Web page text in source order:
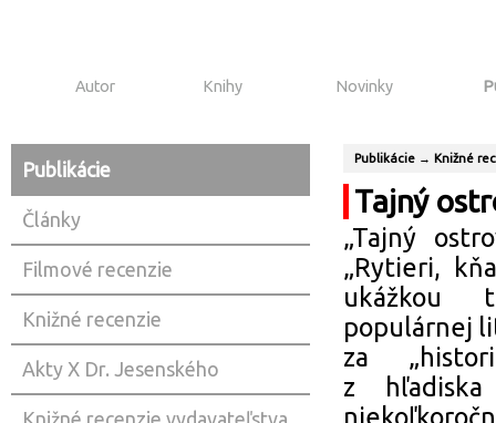
Autor Knihy Novinky
Publikácie
Články
Filmové recenzie
Knižné recenzie
Akty X Dr. Jesenského
Knižné recenzie vydavateľstva
Publikácie → Knižné
Tajný
„Tajný
„Rytieri,
ukážkou
populárnej
za
z